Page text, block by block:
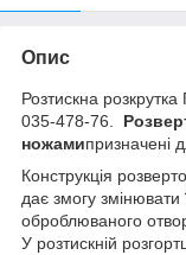
Опис
Розтискна
035-478-76.
ножамипризначені
Конструкція
дає змогу змінювати
оброблюваного
У розтискній